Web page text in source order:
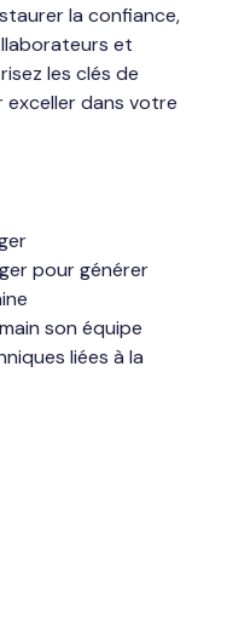
la confiance,
et
les clés de
dans votre
pour générer
son équipe
liées à la